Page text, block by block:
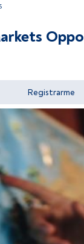
Acceder a
Registrarme